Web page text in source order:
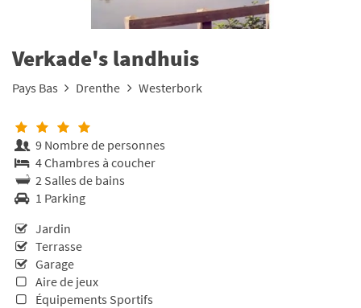
Verkade's landhuis
Pays Bas Drenthe Westerbork
9 Nombre de personnes
4 Chambres à coucher
2 Salles de bains
1 Parking
Jardin
Terrasse
Garage
Aire de jeux
Équipements Sportifs